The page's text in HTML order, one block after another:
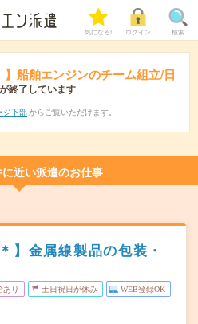
気になる! ログイン 検索
】船舶エンジンのチーム組立/日
終了しています
ジ下部 からご覧いただけます。
近い派遣のお仕事
】金属線製品の包装・
あり 土日祝日が休み WEB登録OK